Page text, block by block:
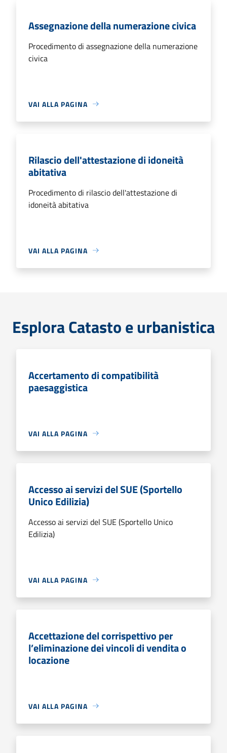
Assegnazione della numerazione civica
Procedimento di assegnazione della numerazione
civica
VAI ALLA PAGINA
Rilascio dell'attestazione di idoneità
abitativa
Procedimento di rilascio dell'attestazione di
idoneità abitativa
VAI ALLA PAGINA
Esplora Catasto e urbanistica
Accertamento di compatibilità
paesaggistica
VAI ALLA PAGINA
Accesso ai servizi del SUE (Sportello
Unico Edilizia)
Accesso ai servizi del SUE (Sportello Unico
Edilizia)
VAI ALLA PAGINA
Accettazione del corrispettivo per
l’eliminazione dei vincoli di vendita o
locazione
VAI ALLA PAGINA